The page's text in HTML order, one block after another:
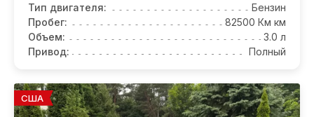
Тип двигателя:
Бензин
Пробег:
82500 Км км
Объем:
3.0 л
Привод:
Полный
США